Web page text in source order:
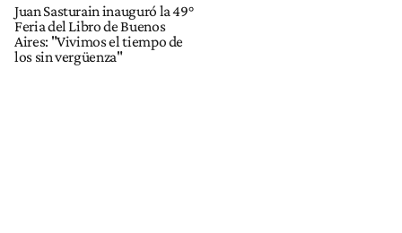
Juan Sasturain inauguró la 49°
Feria del Libro de Buenos
Aires: "Vivimos el tiempo de
los sin vergüenza"